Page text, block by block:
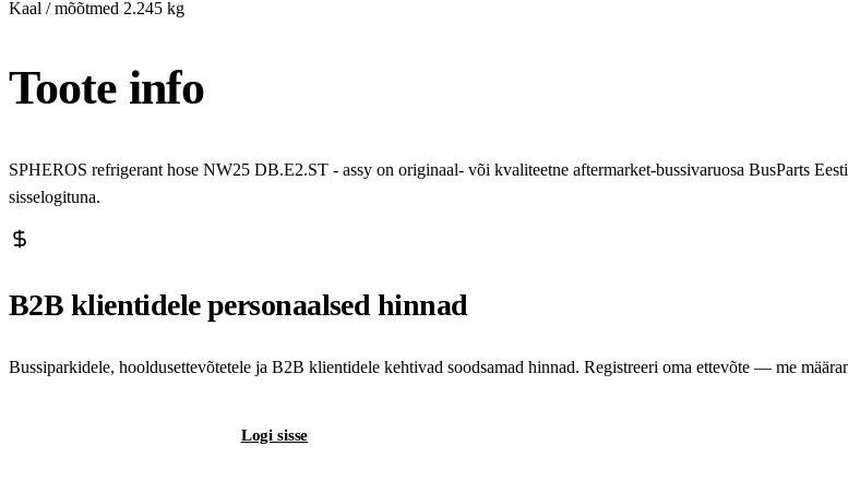
Kaal / mõõtmed 2.245 kg
Toote info
SPHEROS refrigerant hose NW25 DB.E2.ST - assy on originaal- või kvaliteetne aftermarket-bussivaruosa BusParts
sisselogituna.
B2B klientidele personaalsed hinnad
Bussiparkidele, hooldusettevõtetele ja B2B klientidele kehtivad soodsamad hinnad. Registreeri oma ettevõte — me
Logi sisse